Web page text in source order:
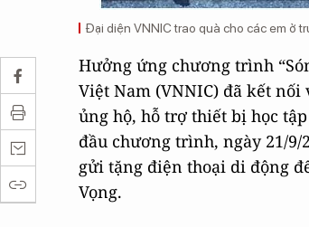
Đại diện VNNIC trao quà cho các em ở
Hưởng ứng chương trình
Việt Nam (VNNIC) đã kết
ủng hộ, hỗ trợ thiết bị học
đầu chương trình, ngày 21/9/
gửi tặng điện thoại di động
Vọng.